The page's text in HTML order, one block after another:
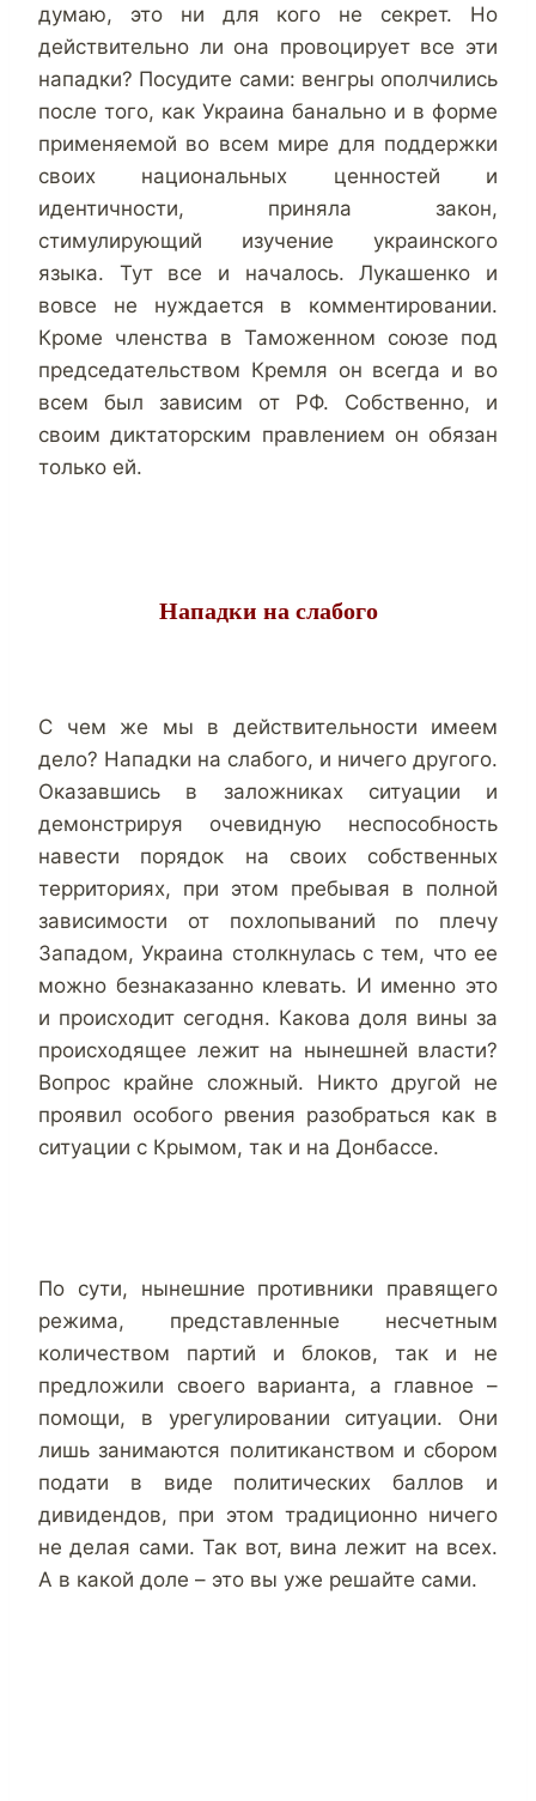
думаю, это ни для кого не секрет. Но
действительно ли она провоцирует все эти
нападки? Посудите сами: венгры ополчились
после того, как Украина банально и в форме
применяемой во всем мире для поддержки
своих национальных ценностей и
идентичности, приняла закон,
стимулирующий изучение украинского
языка. Тут все и началось. Лукашенко и
вовсе не нуждается в комментировании.
Кроме членства в Таможенном союзе под
председательством Кремля он всегда и во
всем был зависим от РФ. Собственно, и
своим диктаторским правлением он обязан
только ей.
Нападки на слабого
С чем же мы в действительности имеем
дело? Нападки на слабого, и ничего другого.
Оказавшись в заложниках ситуации и
демонстрируя очевидную неспособность
навести порядок на своих собственных
территориях, при этом пребывая в полной
зависимости от похлопываний по плечу
Западом, Украина столкнулась с тем, что ее
можно безнаказанно клевать. И именно это
и происходит сегодня. Какова доля вины за
происходящее лежит на нынешней власти?
Вопрос крайне сложный. Никто другой не
проявил особого рвения разобраться как в
ситуации с Крымом, так и на Донбассе.
По сути, нынешние противники правящего
режима, представленные несчетным
количеством партий и блоков, так и не
предложили своего варианта, а главное –
помощи, в урегулировании ситуации. Они
лишь занимаются политиканством и сбором
подати в виде политических баллов и
дивидендов, при этом традиционно ничего
не делая сами. Так вот, вина лежит на всех.
А в какой доле – это вы уже решайте сами.